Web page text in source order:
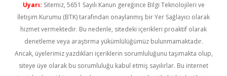
Uyarı: Sitemiz, 5651 Sayılı Kanun gereğince Bilgi Teknolojileri ve
İletişim Kurumu (BTK) tarafından onaylanmış bir Yer Sağlayıcı olarak
hizmet vermektedir. Bu nedenle, sitedeki içerikleri proaktif olarak
denetleme veya araştırma yükümlülüğümüz bulunmamaktadır.
Ancak, üyelerimiz yazdıkları içeriklerin sorumluluğunu taşımakta olup,
siteye üye olarak bu sorumluluğu kabul etmiş sayılırlar. Bu internet